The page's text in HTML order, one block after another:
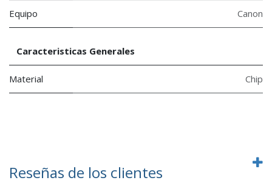
Equipo Canon
Caracteristicas Generales
Material Chip
Reseñas de los clientes